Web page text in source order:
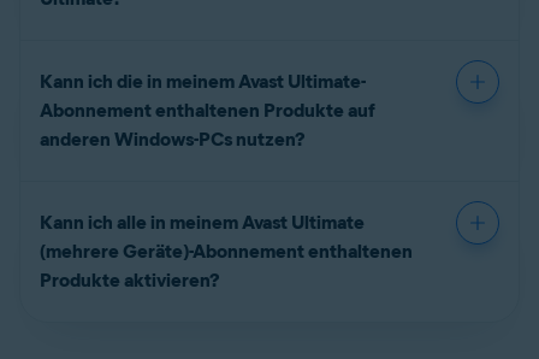
Kann ich die in meinem Avast Ultimate-
Abonnement enthaltenen Produkte auf
anderen Windows-PCs nutzen?
Kann ich alle in meinem Avast Ultimate
(mehrere Geräte)-Abonnement enthaltenen
Produkte aktivieren?